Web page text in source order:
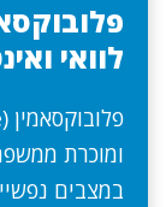
לוואי
במצבים